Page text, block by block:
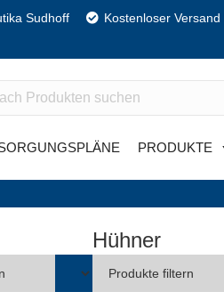
Sudhoff Kostenloser
PRODUKTE
Hühner